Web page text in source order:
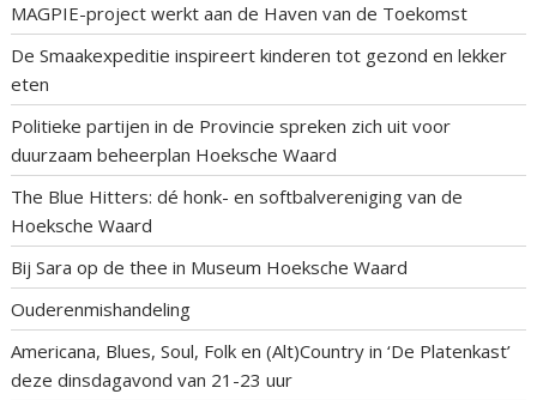
MAGPIE-project werkt aan de Haven van de Toekomst
De Smaakexpeditie inspireert kinderen tot gezond en lekker
eten
Politieke partijen in de Provincie spreken zich uit voor
duurzaam beheerplan Hoeksche Waard
The Blue Hitters: dé honk- en softbalvereniging van de
Hoeksche Waard
Bij Sara op de thee in Museum Hoeksche Waard
Ouderenmishandeling
Americana, Blues, Soul, Folk en (Alt)Country in ‘De Platenkast’
deze dinsdagavond van 21-23 uur